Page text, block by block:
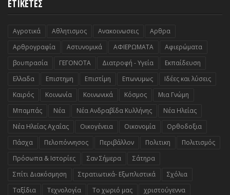
ΕΤΙΚΕΤΕΣ
Αγροτικά Αθλητισμος Ανακοινωσεις
Αρθρα
Αρθρογραφία
Αστυνομικά ΑΦΙΕΡΩΜΑΤΑ
Αφιερώματα
βουπρασία
ΓΕΓΟΝΟΤΑ Διατροφή - Υγεία
Εκπαίδευση
Ελλαδα
Επιστημη Επιστίμη Επωνυμως
Ιδέες και λύσεις
Καιρός
Κοινωνία Κοινωνικά Κόσμος
Μια Γνώμη
Μπαμπάς
Νέα Νέα Ανδραβίδα Κυλλήνης
Νέα Ηλείας
Νέα Ηλείας Αχαΐας
Οικογένεια Οικονομία
Ορθοδοξια
Πάσχα
Πελοπόννησος Περιβάλλον Πολιτικη
Πολιτισμός
Πρόσωπα & Ιστορίες
Σαν Σήμερα
Σάτηρα
Σπίτι Διακόσμηση
Στρατιωτικά- Εξωπλιστικά
Σχόλια
Ταξίδια
Τεχνολογία Το χωριό μας
χριστούγεννα